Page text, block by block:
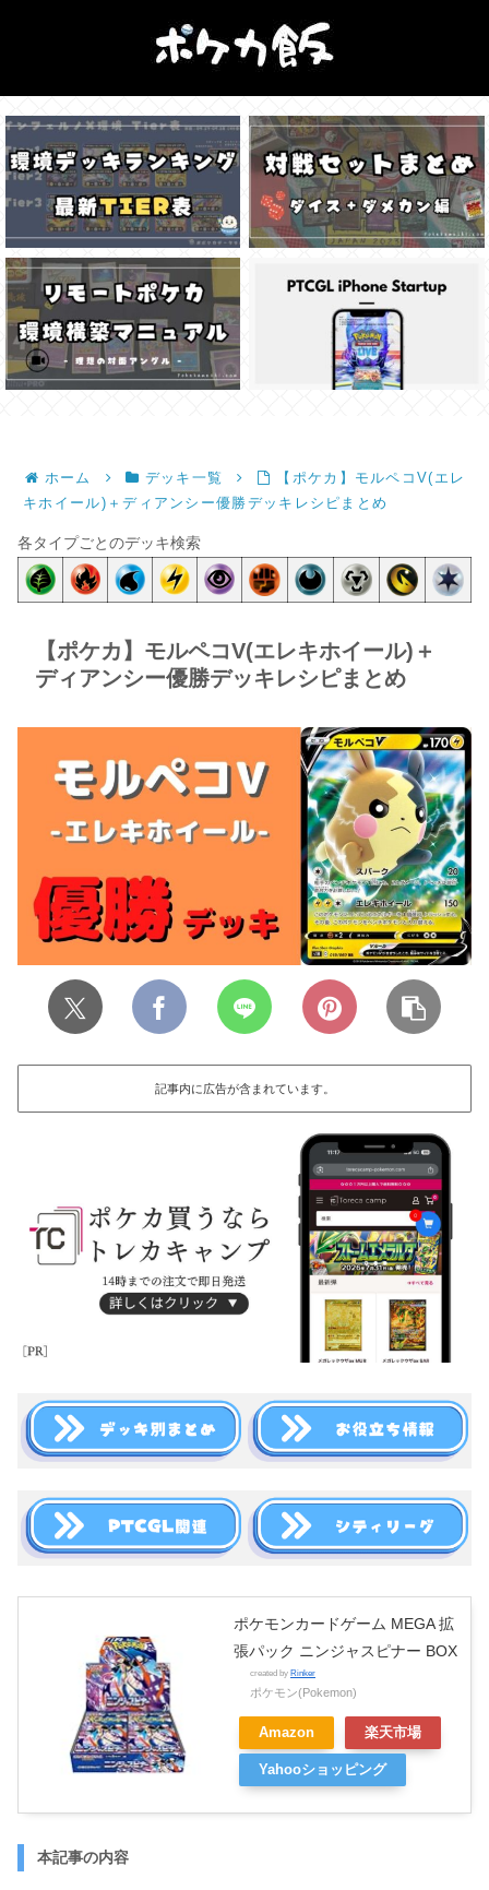
ホーム デッキ一覧
【ポケカ】モルペコV(エレ
キホイール)＋ディアンシー優勝デッキレシピまとめ
各タイプごとのデッキ検索
【ポケカ】モルペコV(エレキホイール)＋
ディアンシー優勝デッキレシピまとめ
記事内に広告が含まれています。
ポケモンカードゲーム MEGA 拡
張パック ニンジャスピナー BOX
created by Rinker
ポケモン(Pokemon)
Amazon 楽天市場
Yahooショッピング
本記事の内容